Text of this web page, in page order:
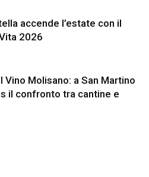
accende l’estate con il
2026
Vino Molisano: a San Martino
il confronto tra cantine e